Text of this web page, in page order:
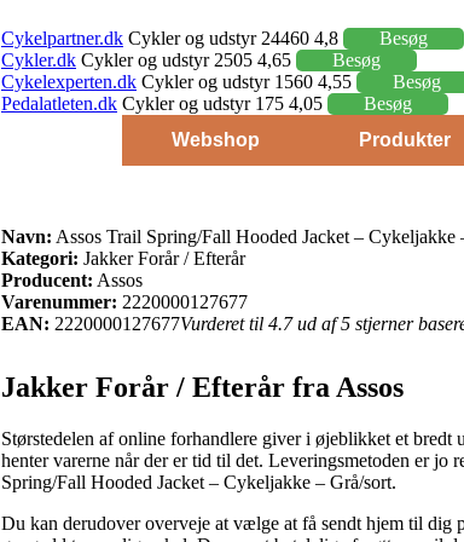
Cykelpartner.dk Cykler og udstyr 24460 4,8
Besøg
Cykler.dk Cykler og udstyr 2505 4,65
Besøg
Cykelexperten.dk Cykler og udstyr 1560 4,55
Besøg
Pedalatleten.dk Cykler og udstyr 175 4,05
Besøg
Webshop
Produkter
Navn: Assos Trail Spring/Fall Hooded Jacket – Cykeljakke
Kategori: Jakker Forår / Efterår
Producent: Assos
Varenummer: 2220000127677
EAN: 2220000127677Vurderet til 4.7 ud af 5 stjerner
Jakker Forår / Efterår fra Assos
Størstedelen af online forhandlere giver i øjeblikket et
henter varerne når der er tid til det. Leveringsmetoden er
Spring/Fall Hooded Jacket – Cykeljakke – Grå/sort.
Du kan derudover overveje at vælge at få sendt hjem til dig